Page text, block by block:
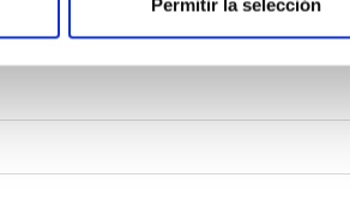
Permitir la selección